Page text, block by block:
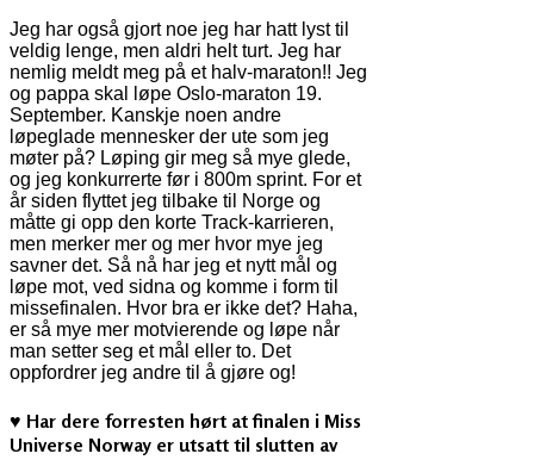
Jeg har også gjort noe jeg har hatt lyst til
veldig lenge, men aldri helt turt. Jeg har
nemlig meldt meg på et halv-maraton!! Jeg
og pappa skal løpe Oslo-maraton 19.
September. Kanskje noen andre
løpeglade mennesker der ute som jeg
møter på? Løping gir meg så mye glede,
og jeg konkurrerte før i 800m sprint. For et
år siden flyttet jeg tilbake til Norge og
måtte gi opp den korte Track-karrieren,
men merker mer og mer hvor mye jeg
savner det. Så nå har jeg et nytt mål og
løpe mot, ved sidna og komme i form til
missefinalen. Hvor bra er ikke det? Haha,
er så mye mer motvierende og løpe når
man setter seg et mål eller to. Det
oppfordrer jeg andre til å gjøre og!
♥ Har dere forresten hørt at finalen i Miss
Universe Norway er utsatt til slutten av